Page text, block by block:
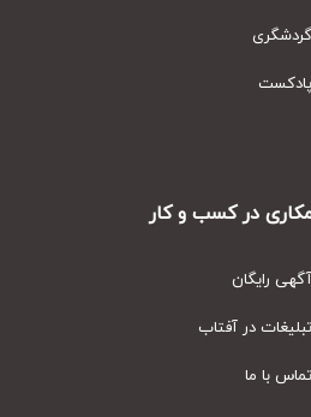
در کسب و کار
رایگان
در آفتاب
با ما